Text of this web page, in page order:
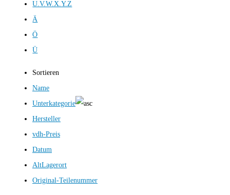
U.V.W.X.Y.Z
Ä
Ö
Ü
Sortieren
Name
Unterkategorie
Hersteller
vdh-Preis
Datum
AltLagerort
Original-Teilenummer